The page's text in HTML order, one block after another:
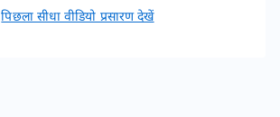
पिछला सीधा वीडियो प्रसारण देखें